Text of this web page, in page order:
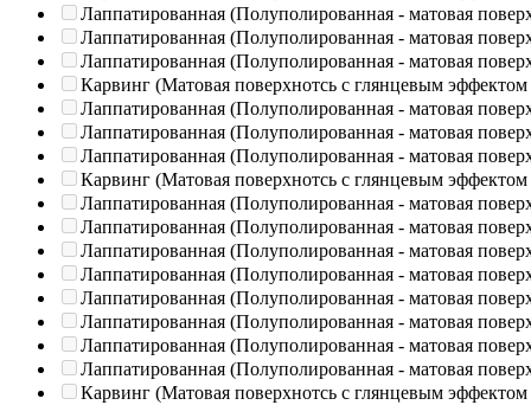
Лаппатированная (Полуполированная - матовая
Лаппатированная (Полуполированная - матовая
Лаппатированная (Полуполированная - матовая
Карвинг (Матовая поверхнотсь с глянцевым эффектом
Лаппатированная (Полуполированная - матовая
Лаппатированная (Полуполированная - матовая
Лаппатированная (Полуполированная - матовая
Карвинг (Матовая поверхнотсь с глянцевым эффектом
Лаппатированная (Полуполированная - матовая
Лаппатированная (Полуполированная - матовая
Лаппатированная (Полуполированная - матовая
Лаппатированная (Полуполированная - матовая
Лаппатированная (Полуполированная - матовая
Лаппатированная (Полуполированная - матовая
Лаппатированная (Полуполированная - матовая
Лаппатированная (Полуполированная - матовая
Карвинг (Матовая поверхнотсь с глянцевым эффектом